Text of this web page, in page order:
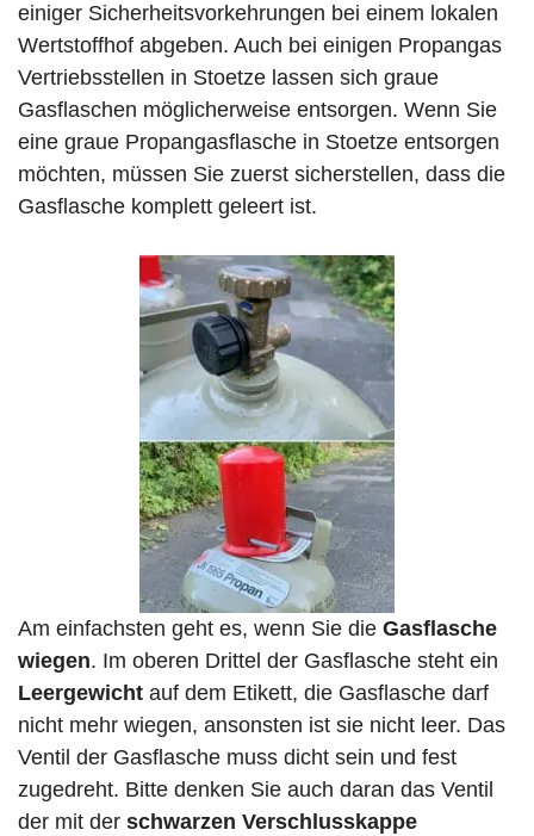
einiger Sicherheitsvorkehrungen bei einem lokalen
Wertstoffhof abgeben. Auch bei einigen Propangas
Vertriebsstellen in Stoetze lassen sich graue
Gasflaschen möglicherweise entsorgen. Wenn Sie
eine graue Propangasflasche in Stoetze entsorgen
möchten, müssen Sie zuerst sicherstellen, dass die
Gasflasche komplett geleert ist.
Am einfachsten geht es, wenn Sie die Gasflasche
wiegen. Im oberen Drittel der Gasflasche steht ein
Leergewicht auf dem Etikett, die Gasflasche darf
nicht mehr wiegen, ansonsten ist sie nicht leer. Das
Ventil der Gasflasche muss dicht sein und fest
zugedreht. Bitte denken Sie auch daran das Ventil
der mit der schwarzen Verschlusskappe